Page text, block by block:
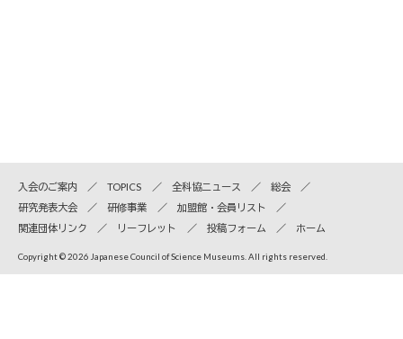
入会のご案内 TOPICS 全科協ニュース
総会
研究発表大会
研修事業
加盟館・会員リスト
関連団体リンク
リーフレット 投稿フォーム ホーム
Copyright © 2026 Japanese Council of Science Museums. All rights reserved.